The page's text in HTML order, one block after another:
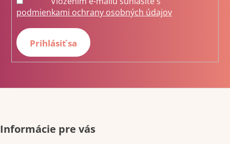
podmienkami ochrany osobných údajov
Prihlásiť sa
Informácie pre vás